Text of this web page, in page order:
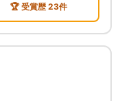
🏆 受賞歴 23件